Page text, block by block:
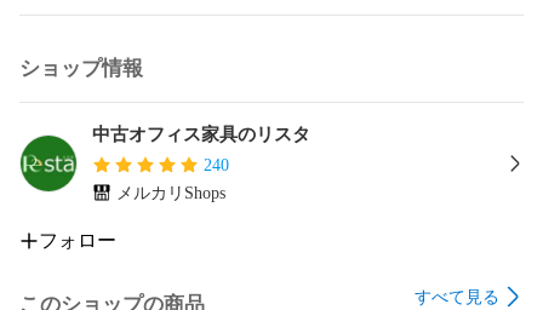
ショップ情報
中古オフィス家具のリスタ
240
メルカリShops
フォロー
このショップの商品 すべて見る